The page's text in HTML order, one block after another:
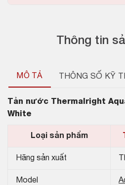
Thông tin
MÔ TẢ THÔNG SỐ KỸ
Tản nước Thermalright
White
Loại sản phẩm
Hãng sản xuất
Model